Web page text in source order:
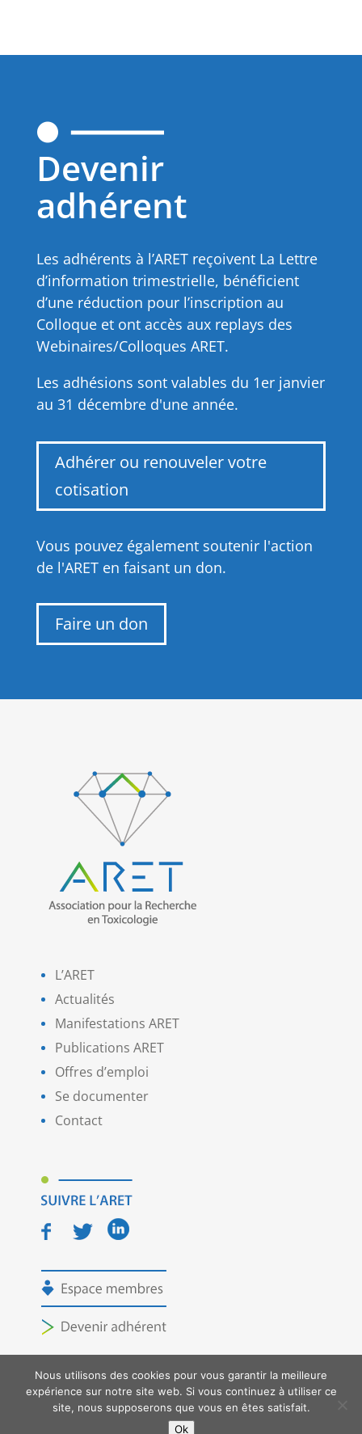
Devenir
adhérent
Les adhérents à l’ARET reçoivent La Lettre
d’information trimestrielle, bénéficient
d’une réduction pour l’inscription au
Colloque et ont accès aux replays des
Webinaires/Colloques ARET.
Les adhésions sont valables du 1er janvier
au 31 décembre d'une année.
Adhérer ou renouveler votre
cotisation
Vous pouvez également soutenir l'action
de l'ARET en faisant un don.
Faire un don
L’ARET
Actualités
Manifestations ARET
Publications ARET
Offres d’emploi
Se documenter
Contact
Copyright ARET - Tous droits réservés -Mentions
- Création graphique :
Nous utilisons des cookies pour vous garantir la meilleure
expérience sur notre site web. Si vous continuez à utiliser ce
site, nous supposerons que vous en êtes satisfait.
Ok